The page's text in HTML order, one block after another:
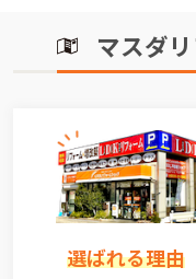
マスダ
選ばれる理由